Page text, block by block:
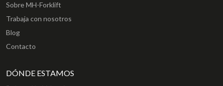
Sobre MH-Forklift
Trabaja con nosotros
Blog
Contacto
DÓNDE ESTAMOS